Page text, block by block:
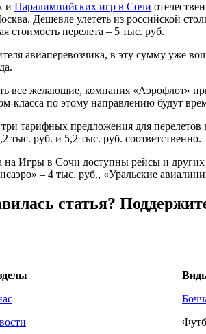
и Паралимпийских игр в Сочи
Дешевле улететь из российской
стоимость перелета – 5 тыс. руб.
авиаперевозчика, в эту сумму уже
все желающие, компания «Аэрофлот»
класса по этому направлению будут
три тарифных предложения для
тыс. руб. и 5,2 тыс. руб. соответственно.
на Игры в Сочи доступны рейсы и
– 4 тыс. руб., «Уральские
статья?